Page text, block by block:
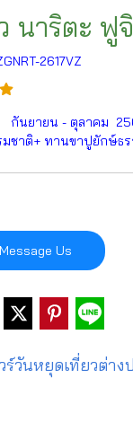
นาริตะ ฟู
2617VZ
กันยายน - ตุลาคม
มชาติ+ ทานขาปูยักษ์ธ
Message Us
ร์วันหยุดเที่ยวต่าง